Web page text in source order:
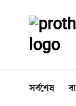
সর্বশেষ